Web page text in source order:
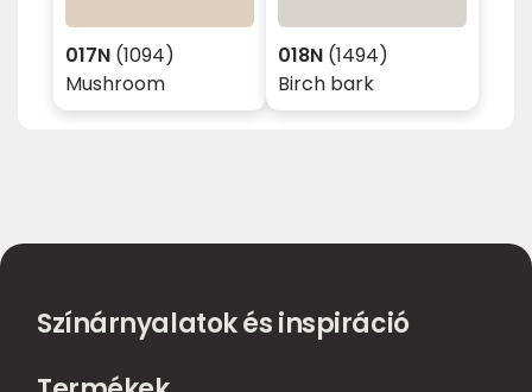
017N (1094)
Mushroom
018N (1494)
Birch bark
Színárnyalatok és inspiráció